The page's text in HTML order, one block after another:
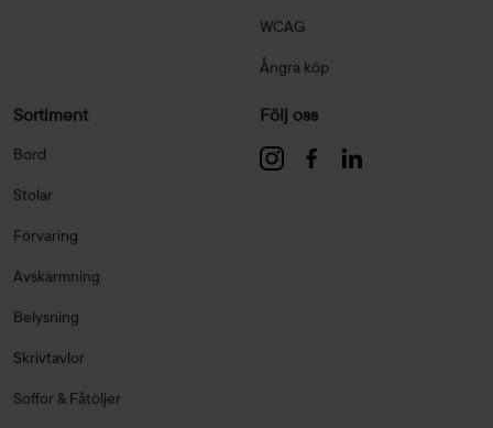
WCAG
Ångra köp
Sortiment
Bord
Stolar
Förvaring
Avskärmning
Belysning
Skrivtavlor
Soffor & Fåtöljer
Följ oss